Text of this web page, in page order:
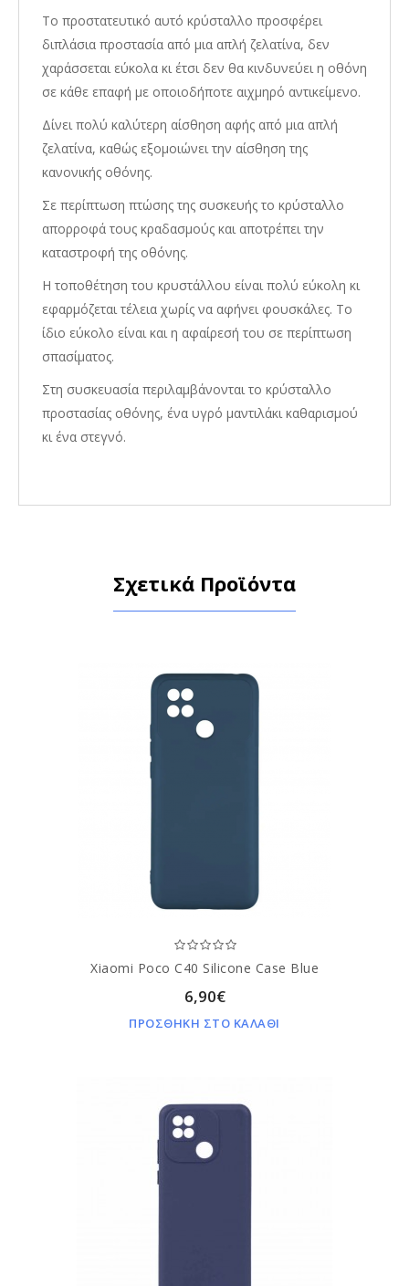
Το προστατευτικό αυτό κρύσταλλο προσφέρει
διπλάσια προστασία από μια απλή ζελατίνα, δεν
χαράσσεται εύκολα κι έτσι δεν θα κινδυνεύει η οθόνη
σε κάθε επαφή με οποιοδήποτε αιχμηρό αντικείμενο.
Δίνει πολύ καλύτερη αίσθηση αφής από μια απλή
ζελατίνα, καθώς εξομοιώνει την αίσθηση της
κανονικής οθόνης.
Σε περίπτωση πτώσης της συσκευής το κρύσταλλο
απορροφά τους κραδασμούς και αποτρέπει την
καταστροφή της οθόνης.
Η τοποθέτηση του κρυστάλλου είναι πολύ εύκολη κι
εφαρμόζεται τέλεια χωρίς να αφήνει φουσκάλες. Το
ίδιο εύκολο είναι και η αφαίρεσή του σε περίπτωση
σπασίματος.
Στη συσκευασία περιλαμβάνονται το κρύσταλλο
προστασίας οθόνης, ένα υγρό μαντιλάκι καθαρισμού
κι ένα στεγνό.
Σχετικά Προϊόντα
Xiaomi Poco C40 Silicone Case Blue
6,90€
ΠΡΟΣΘΗΚΗ ΣΤΟ ΚΑΛΑΘΙ